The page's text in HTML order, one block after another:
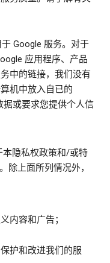
Google 服务。对于
应用程序、产品
中的链接，我们没有
机中放入自已的
据或要求您提供个人信
本隐私权政策和/或特
除上面所列情况外，
内容和广告；
护和改进我们的服